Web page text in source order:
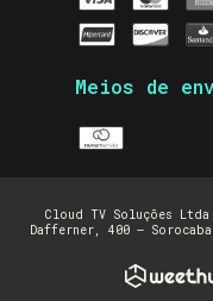
Meios de
Cloud TV Soluções
Dafferner, 400 —